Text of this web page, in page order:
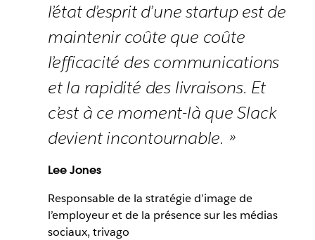
l’état d’esprit d’une startup est de
maintenir coûte que coûte
l’efficacité des communications
et la rapidité des livraisons. Et
c’est à ce moment-là que Slack
devient incontournable. »
Lee Jones
Responsable de la stratégie d’image de
l’employeur et de la présence sur les médias
sociaux, trivago